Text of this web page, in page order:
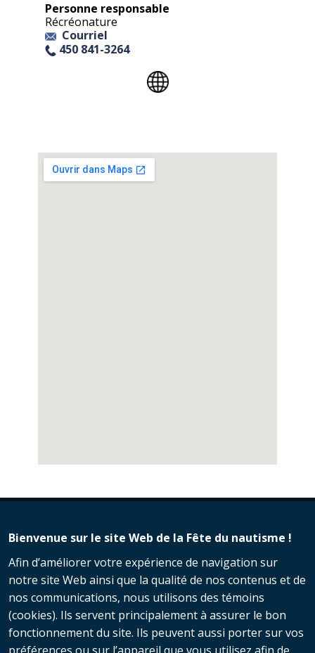
Personne responsable
Récréonature
Courriel
450 841-3264
Bienvenue sur le site Web de la Fête du nautisme !
Afin d’améliorer votre expérience de navigation sur
notre site Web ainsi que la qualité de nos contenus et de
nos communications, nous utilisons des témoins
(cookies). Ils servent principalement à assurer le bon
fonctionnement du site. Ils peuvent aussi porter sur vos